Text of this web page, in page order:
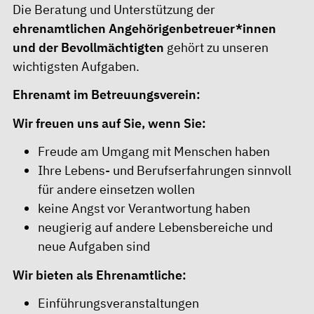
Die Beratung und Unterstützung der
ehrenamtlichen Angehörigenbetreuer*innen
und der Bevollmächtigten gehört zu unseren
wichtigsten Aufgaben.
Ehrenamt im Betreuungsverein:
Wir freuen uns auf Sie, wenn Sie:
Freude am Umgang mit Menschen haben
Ihre Lebens- und Berufserfahrungen sinnvoll
für andere einsetzen wollen
keine Angst vor Verantwortung haben
neugierig auf andere Lebensbereiche und
neue Aufgaben sind
Wir bieten als Ehrenamtliche:
Einführungsveranstaltungen